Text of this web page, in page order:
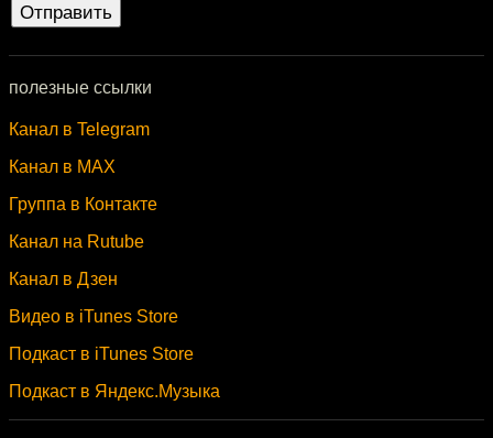
полезные ссылки
Канал в Telegram
Канал в MAX
Группа в Контакте
Канал на Rutube
Канал в Дзен
Видео в iTunes Store
Подкаст в iTunes Store
Подкаст в Яндекс.Музыка